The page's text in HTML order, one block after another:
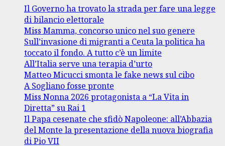
Il Governo ha trovato la strada per fare una legge
di bilancio elettorale
Miss Mamma, concorso unico nel suo genere
Sull’invasione di migranti a Ceuta la politica ha
toccato il fondo. A tutto c’è un limite
All’Italia serve una terapia d’urto
Matteo Micucci smonta le fake news sul cibo
A Sogliano fosse pronte
Miss Nonna 2026 protagonista a “La Vita in
Diretta” su Rai 1
Il Papa cesenate che sfidò Napoleone: all’Abbazia
del Monte la presentazione della nuova biografia
di Pio VII